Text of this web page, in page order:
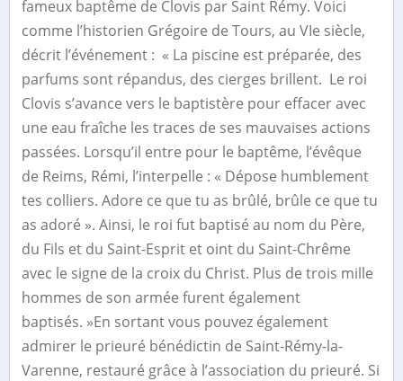
fameux baptême de Clovis par Saint Rémy. Voici
comme l’historien Grégoire de Tours, au VIe siècle,
décrit l’événement : ​ « La piscine est préparée, des
parfums sont répandus, des cierges brillent. ​ Le roi
Clovis s’avance vers le baptistère pour effacer avec
une eau fraîche les traces de ses mauvaises actions
passées. Lorsqu’il entre pour le baptême, l’évêque
de Reims, Rémi, l’interpelle : « Dépose humblement
tes colliers. ​Adore ce que tu as brûlé, brûle ce que tu
as adoré ». Ainsi, le roi fut baptisé au nom du Père,
du Fils et du Saint-Esprit et oint du Saint-Chrême
avec le signe de la croix du Christ. Plus de trois mille
hommes de son armée furent également
baptisés. »En sortant vous pouvez également
admirer le prieuré bénédictin de Saint-Rémy-la-
Varenne, restauré grâce à l’association du prieuré. Si